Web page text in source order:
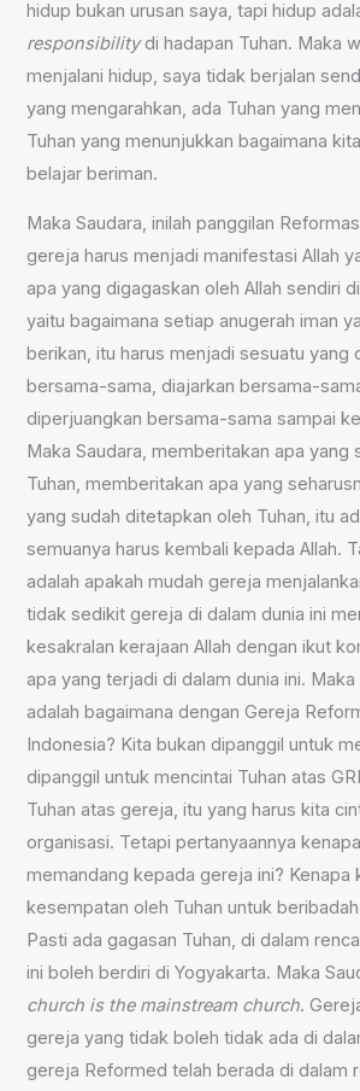
hidup bukan urusan saya, tapi hidup
responsibilitydi hadapan Tuhan. Maka
menjalani hidup, saya tidak berjalan
yang mengarahkan, ada Tuhan yang
Tuhan yang menunjukkan bagaimana
belajar beriman.
Maka Saudara, inilah panggilan
gereja harus menjadi manifestasi Allah
apa yang digagaskan oleh Allah sendiri
yaitu bagaimana setiap anugerah iman
berikan, itu harus menjadi sesuatu yang
bersama-sama, diajarkan bersama-
diperjuangkan bersama-sama sampai
Maka Saudara, memberitakan apa yang
Tuhan, memberitakan apa yang
yang sudah ditetapkan oleh Tuhan, itu
semuanya harus kembali kepada Allah.
adalah apakah mudah gereja
tidak sedikit gereja di dalam dunia ini
kesakralan kerajaan Allah dengan ikut
apa yang terjadi di dalam dunia ini.
adalah bagaimana dengan Gereja
Indonesia? Kita bukan dipanggil untuk
dipanggil untuk mencintai Tuhan atas
Tuhan atas gereja, itu yang harus kita
organisasi. Tetapi pertanyaannya
memandang kepada gereja ini? Kenapa
kesempatan oleh Tuhan untuk
Pasti ada gagasan Tuhan, di dalam
ini boleh berdiri di Yogyakarta. Maka
church is the mainstream church.
gereja yang tidak boleh tidak ada di
gereja Reformed telah berada di dalam